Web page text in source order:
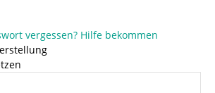
vergessen? Hilfe bekommen